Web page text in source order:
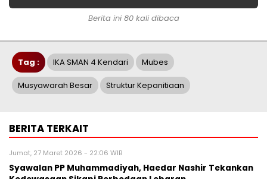
Berita ini 80 kali dibaca
Tag : IKA SMAN 4 Kendari Mubes
Musyawarah Besar Struktur Kepanitiaan
BERITA TERKAIT
Jumat, 27 Maret 2026 - 22:06 WIB
Syawalan PP Muhammadiyah, Haedar Nashir Tekankan